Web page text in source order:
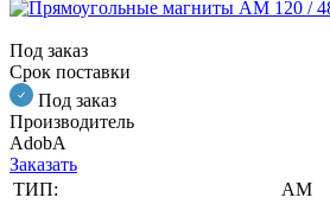
Под заказ
Срок поставки
Под заказ
Производитель
AdobA
Заказать
ТИП:
AM